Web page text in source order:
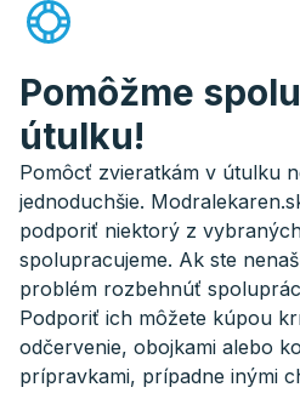
Pomôžme
útulku!
Pomôcť zvieratkám v útulku
jednoduchšie.
podporiť niektorý z
spolupracujeme. Ak ste
problém rozbehnúť
Podporiť ich môžete kúpou
odčervenie, obojkami alebo
prípravkami, prípadne inými